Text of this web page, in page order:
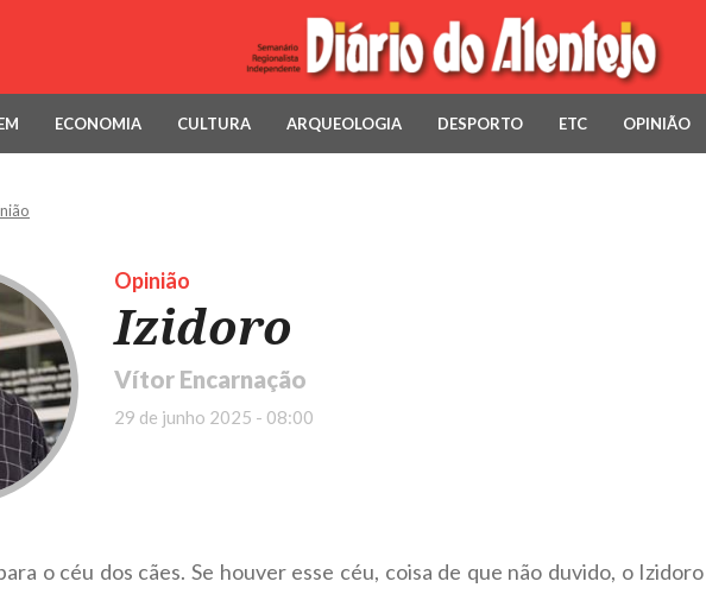
ECONOMIA CULTURA ARQUEOLOGIA DESPORTO ETC OPINIÃO
Opinião
Izidoro
Vítor Encarnação
29 de junho 2025 - 08:00
o céu dos cães. Se houver esse céu, coisa de que não duvido, o